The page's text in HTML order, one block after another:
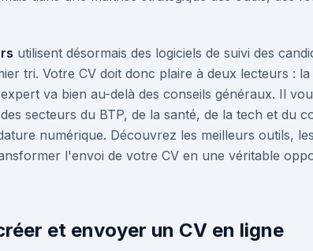
utilisent désormais des logiciels de suivi des
tri. Votre CV doit donc plaire à deux lecteurs : la
va bien au-delà des conseils généraux. Il
secteurs du BTP, de la santé, de la tech et du
numérique. Découvrez les meilleurs outils,
l'envoi de votre CV en une véritable
et envoyer un CV en ligne